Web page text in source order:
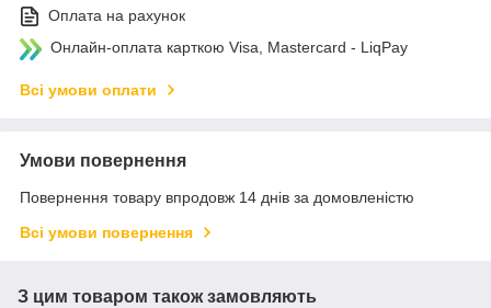
Оплата на рахунок
Онлайн-оплата карткою Visa, Mastercard - LiqPay
Всі умови оплати
Умови повернення
Повернення товару впродовж 14 днів за домовленістю
Всі умови повернення
З цим товаром також замовляють